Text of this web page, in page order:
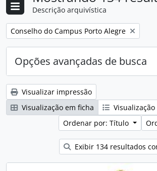
Descrição arquivística
Remover filtro:
Conselho do Campus Porto Alegre
Opções avançadas de busca
Visualizar impressão
Visualização em ficha
Ordenar por: Título
Exibir 134 resultados